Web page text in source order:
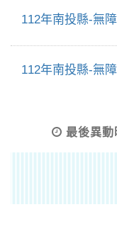
112年南投縣-無
112年南投縣-無
最後異動